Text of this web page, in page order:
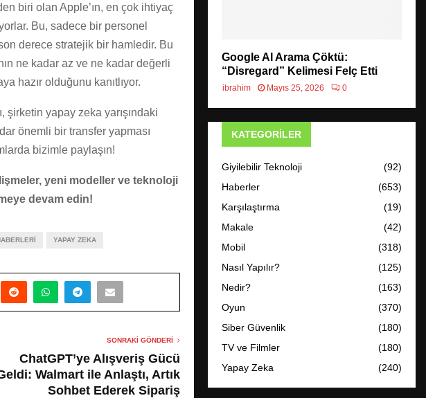
biri olan Apple’ın, en çok ihtiyaç
Bu, sadece bir personel
derece stratejik bir hamledir. Bu
ne kadar az ve ne kadar değerli
hazır olduğunu kanıtlıyor.
şirketin yapay zeka yarışındaki
önemli bir transfer yapması
bizimle paylaşın!
yeni modeller ve teknoloji
devam edin!
YAPAY ZEKA
SONRAKI GÖNDERI
ChatGPT’ye Alışveriş Gücü
Walmart ile Anlaştı, Artık
Sohbet Ederek Sipariş
Google AI Arama Çöktü:
“Disregard” Kelimesi Felç Etti
ibrahim Mayıs 25, 2026 0
KATEGORILER
Giyilebilir Teknoloji
(92)
Haberler
(653)
Karşılaştırma
(19)
Makale
(42)
Mobil
(318)
Nasıl Yapılır?
(125)
Nedir?
(163)
Oyun
(370)
Siber Güvenlik
(180)
TV ve Filmler
(180)
Yapay Zeka
(240)